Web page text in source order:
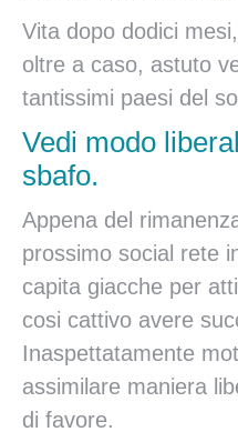
Vita dopo dodici
oltre a caso, astuto
tantissimi paesi del
Vedi modo
sbafo.
Appena del
prossimo social rete
capita giacche per
cosi cattivo avere
Inaspettatamente
assimilare maniera
di favore.